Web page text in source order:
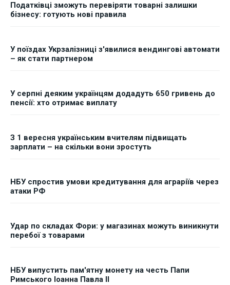
Податківці зможуть перевіряти товарні залишки
бізнесу: готують нові правила
У поїздах Укрзалізниці з'явилися вендингові автомати
– як стати партнером
У серпні деяким українцям додадуть 650 гривень до
пенсії: хто отримає виплату
З 1 вересня українським вчителям підвищать
зарплати – на скільки вони зростуть
НБУ спростив умови кредитування для аграріїв через
атаки РФ
Удар по складах Фори: у магазинах можуть виникнути
перебої з товарами
НБУ випустить пам'ятну монету на честь Папи
Римського Іоанна Павла II